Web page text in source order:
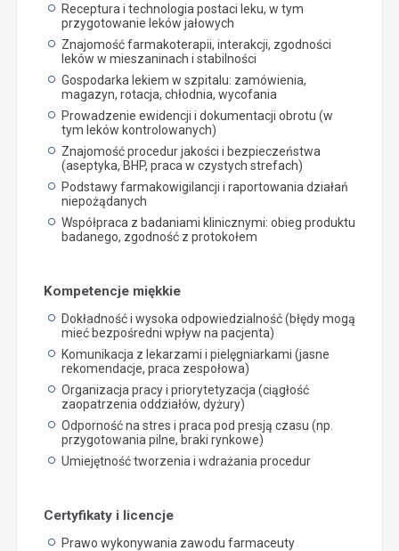
Receptura i technologia postaci leku, w tym
przygotowanie leków jałowych
Znajomość farmakoterapii, interakcji, zgodności
leków w mieszaninach i stabilności
Gospodarka lekiem w szpitalu: zamówienia,
magazyn, rotacja, chłodnia, wycofania
Prowadzenie ewidencji i dokumentacji obrotu (w
tym leków kontrolowanych)
Znajomość procedur jakości i bezpieczeństwa
(aseptyka, BHP, praca w czystych strefach)
Podstawy farmakowigilancji i raportowania działań
niepożądanych
Współpraca z badaniami klinicznymi: obieg produktu
badanego, zgodność z protokołem
Kompetencje miękkie
Dokładność i wysoka odpowiedzialność (błędy mogą
mieć bezpośredni wpływ na pacjenta)
Komunikacja z lekarzami i pielęgniarkami (jasne
rekomendacje, praca zespołowa)
Organizacja pracy i priorytetyzacja (ciągłość
zaopatrzenia oddziałów, dyżury)
Odporność na stres i praca pod presją czasu (np.
przygotowania pilne, braki rynkowe)
Umiejętność tworzenia i wdrażania procedur
Certyfikaty i licencje
Prawo wykonywania zawodu farmaceuty